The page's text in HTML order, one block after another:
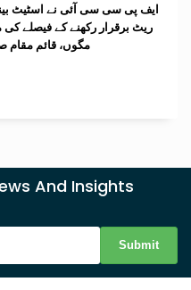
ایف پی سی سی آئی نے اسٹیٹ
ریٹ برقرار رکھنے کے فیصلے
مگوں، قائم
And Insights
Submit